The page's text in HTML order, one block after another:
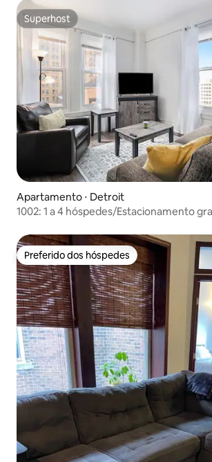
Superhost
Superhost
Apartamento ⋅ Detroit
1002: 1 a 4 hóspedes/Estacionamento
Preferido dos hóspedes
Preferido dos hóspedes